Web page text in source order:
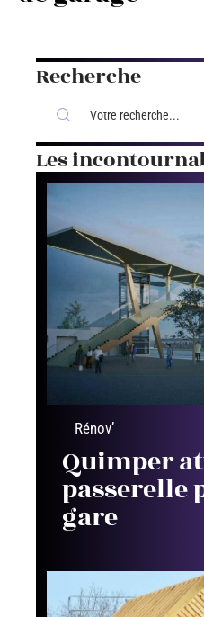
Recherche
Les
Rénov’
Quimper
passerelle
gare